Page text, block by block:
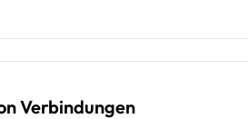
Verbindungen